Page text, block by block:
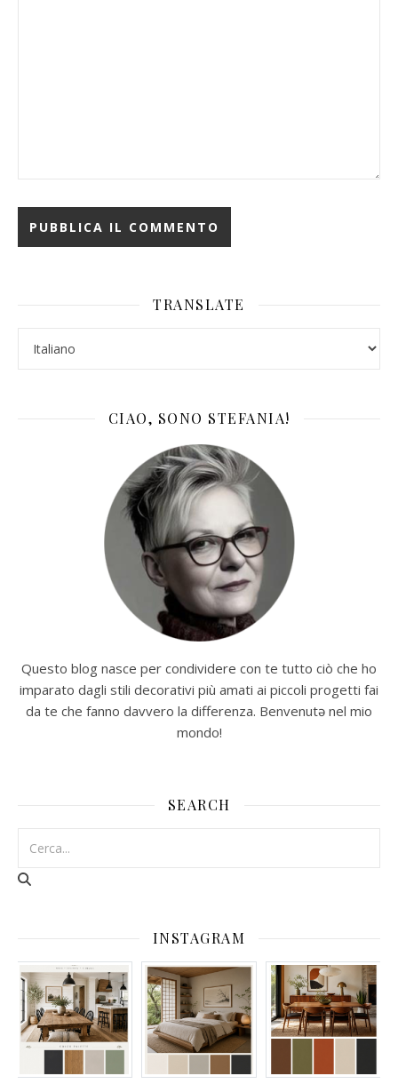
TRANSLATE
CIAO, SONO STEFANIA!
Questo blog nasce per condividere con te tutto ciò che ho
imparato dagli stili decorativi più amati ai piccoli progetti fai
da te che fanno davvero la differenza. Benvenutə nel mio
mondo!
SEARCH
INSTAGRAM